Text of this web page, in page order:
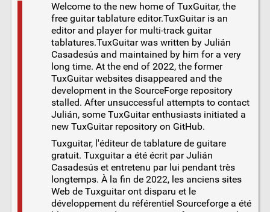
Welcome to the new home of TuxGuitar, the
free guitar tablature editor.TuxGuitar is an
editor and player for multi-track guitar
tablatures.TuxGuitar was written by Julián
Casadesús and maintained by him for a very
long time. At the end of 2022, the former
TuxGuitar websites disappeared and the
development in the SourceForge repository
stalled. After unsuccessful attempts to contact
Julián, some TuxGuitar enthusiasts initiated a
new TuxGuitar repository on GitHub.
Tuxguitar, l'éditeur de tablature de guitare
gratuit. Tuxguitar a été écrit par Julián
Casadesús et entretenu par lui pendant très
longtemps. À la fin de 2022, les anciens sites
Web de Tuxguitar ont disparu et le
développement du référentiel Sourceforge a été